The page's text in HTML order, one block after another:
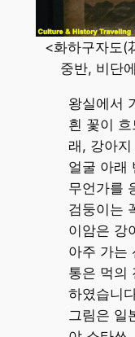
<화하구자도(
중반, 비단
왕실에서
흰 꽃이
래, 강아
얼굴 아래
무언가를
검둥이는
이암은 강
아주 가는
통은 먹의
하였습니
그림은 일